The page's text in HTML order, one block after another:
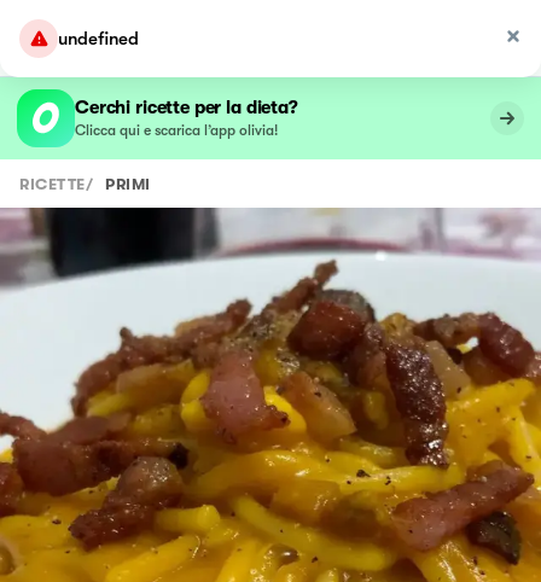
undefined
Cerchi ricette per la dieta?
Clicca qui e scarica l’app olivia!
RICETTE/ PRIMI